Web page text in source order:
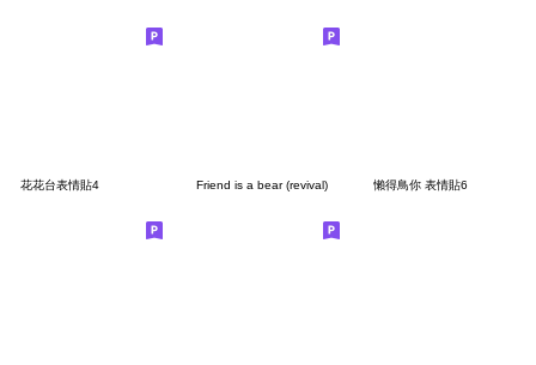
花花台表情貼4 Friend is a bear (revival) 懶得鳥你 表情貼6